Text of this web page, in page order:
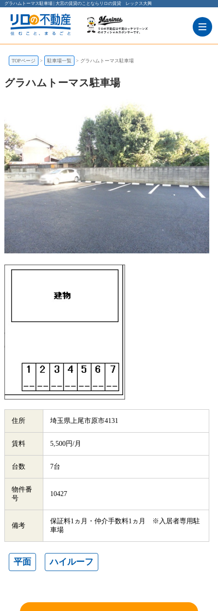
グラハムトーマス駐車場 | 大宮の賃貸のことならリロの賃貸 レックス大興
TOPページ 駐車場一覧 グラハムトーマス駐車場
グラハムトーマス駐車場
住所 埼玉県上尾市原市4131
賃料 5,500円/月
台数 7台
物件番
号
10427
備考
保証料1ヵ月・仲介手数料1ヵ月 ※入居者専用駐
車場
平面 ハイルーフ